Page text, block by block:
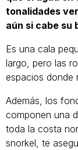
tonalidades
aún si cabe su
Es una cala
largo, pero las
espacios donde
Además, los
componen una
toda la costa
snorkel, te